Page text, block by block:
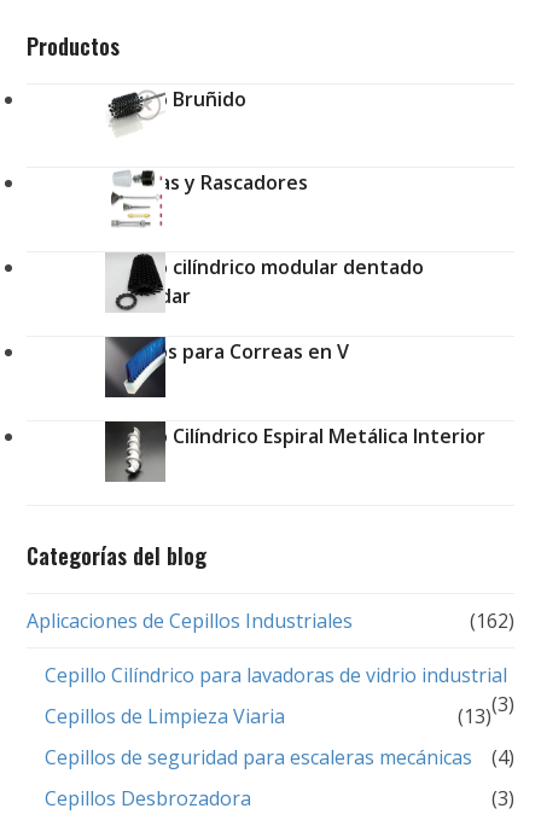
Productos
Cepillo Bruñido
Brochas y Rascadores
Cepillo cilíndrico modular dentado
estándar
Cepillos para Correas en V
Cepillo Cilíndrico Espiral Metálica Interior
Categorías del blog
Aplicaciones de Cepillos Industriales (162)
Cepillo Cilíndrico para lavadoras de vidrio industrial
(3)
Cepillos de Limpieza Viaria
(13)
Cepillos de seguridad para escaleras mecánicas
(4)
Cepillos Desbrozadora
(3)